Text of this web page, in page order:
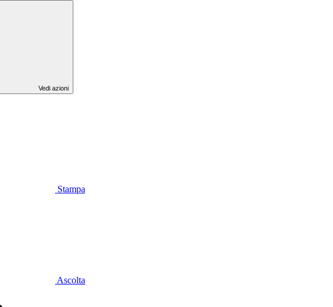
Vedi azioni
Stampa
Ascolta